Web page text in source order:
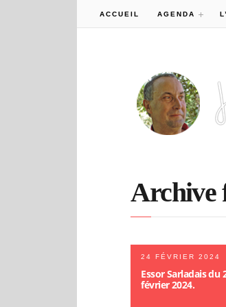
ACCUEIL AGENDA
Archive
24 FÉVRIER 2024
Essor Sarladais du
février 2024.